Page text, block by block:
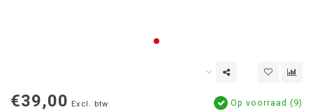
€39,00 Excl. btw Op voorraad (9)